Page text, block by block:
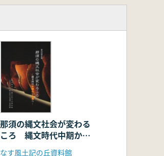
那須の縄文社会が変わる
ころ 縄文時代中期から
後期へ
なす風土記の丘資料館